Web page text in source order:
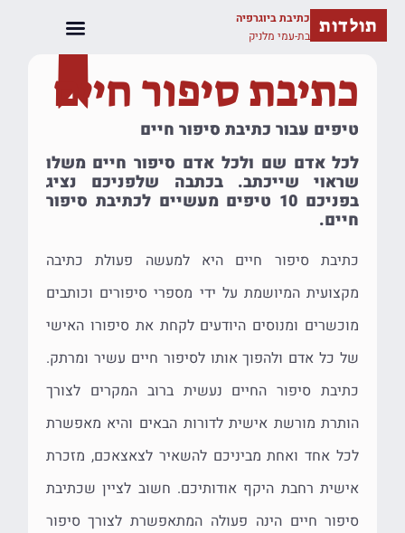
תולדות
כתיבת ביוגרפיה
בת-עמי מלניק
כתיבת סיפור חיים
טיפים עבור כתיבת סיפור חיים
לכל אדם שם ולכל אדם סיפור חיים משלו
שראוי שייכתב. בכתבה שלפניכם נציג
בפניכם 10 טיפים מעשיים לכתיבת סיפור
חיים.
כתיבת סיפור חיים היא למעשה פעולת כתיבה
מקצועית המיושמת על ידי מספרי סיפורים וכותבים
מוכשרים ומנוסים היודעים לקחת את סיפורו האישי
של כל אדם ולהפוך אותו לסיפור חיים עשיר ומרתק.
כתיבת סיפור החיים נעשית ברוב המקרים לצורך
הותרת מורשת אישית לדורות הבאים והיא מאפשרת
לכל אחד ואחת מביניכם להשאיר לצאצאכם, מזכרת
אישית רחבת היקף אודותיכם. חשוב לציין שכתיבת
סיפור חיים הינה פעולה המתאפשרת לצורך סיפור